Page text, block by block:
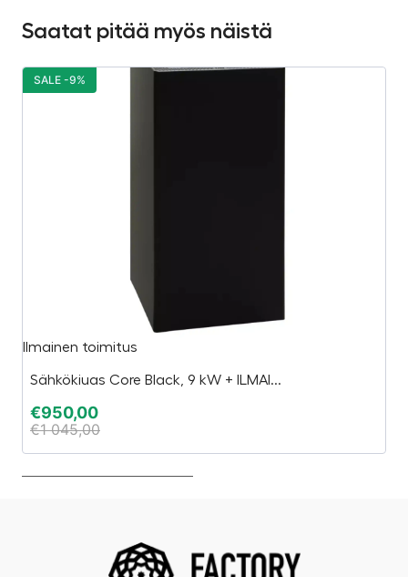
Saatat pitää myös näistä
Ilmainen toimitus
Sähkökiuas Core Black, 9 kW + ILMAI...
€950,00
€1 045,00
SALE -9%